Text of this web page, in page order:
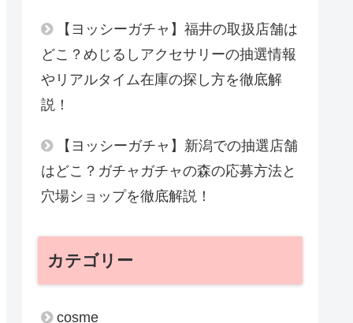
【ヨッシーガチャ】福井の取扱店舗は
どこ？めじるしアクセサリーの抽選情報
やリアルタイム在庫の探し方を徹底解
説！
【ヨッシーガチャ】新潟での抽選店舗
はどこ？ガチャガチャの森の応募方法と
穴場ショップを徹底解説！
カテゴリー
cosme